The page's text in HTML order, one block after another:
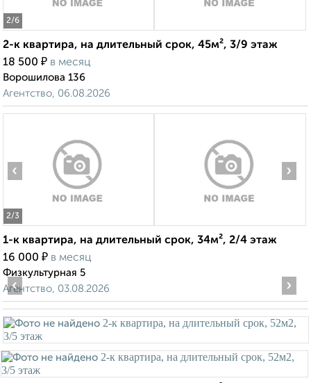
2/6
2-к квартира, на длительный срок, 45м², 3/9 этаж
18 500 ₽ в месяц
Ворошилова 136
Агентство, 06.08.2026
2/3
‹ ›
1-к квартира, на длительный срок, 34м², 2/4 этаж
16 000 ₽ в месяц
Физкультурная 5
Агентство, 03.08.2026
‹ ›